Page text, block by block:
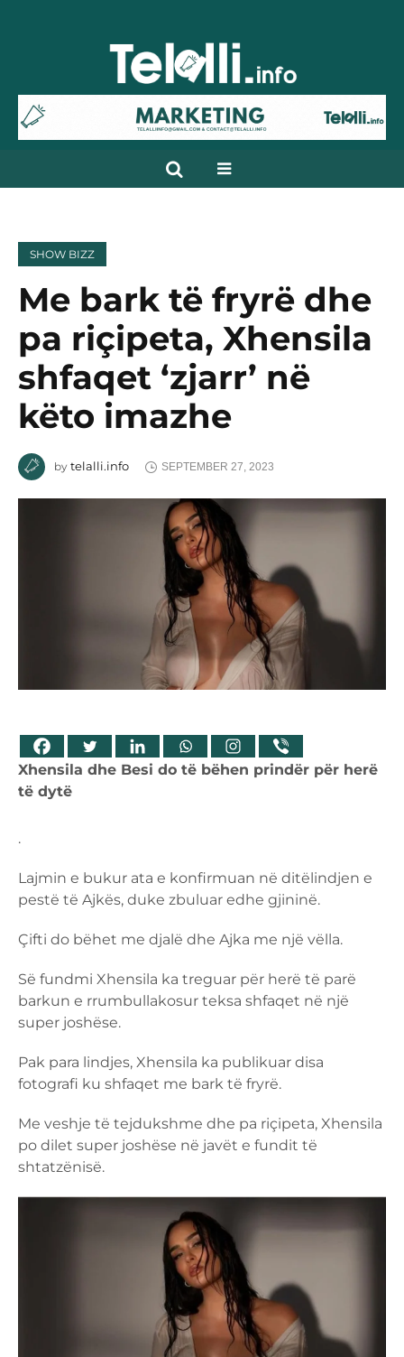
SHOW BIZZ
Me bark të fryrë dhe
pa riçipeta, Xhensila
shfaqet ‘zjarr’ në
këto imazhe
by telalli.info SEPTEMBER 27, 2023
Xhensila dhe Besi do të bëhen prindër për herë
të dytë
.
Lajmin e bukur ata e konfirmuan në ditëlindjen e
pestë të Ajkës, duke zbuluar edhe gjininë.
Çifti do bëhet me djalë dhe Ajka me një vëlla.
Së fundmi Xhensila ka treguar për herë të parë
barkun e rrumbullakosur teksa shfaqet në një
super joshëse.
Pak para lindjes, Xhensila ka publikuar disa
fotografi ku shfaqet me bark të fryrë.
Me veshje të tejdukshme dhe pa riçipeta, Xhensila
po dilet super joshëse në javët e fundit të
shtatzënisë.